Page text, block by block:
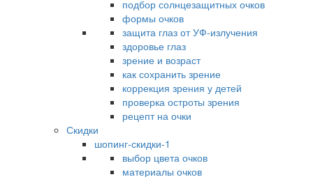
подбор солнцезащитных очков
формы очков
защита глаз от УФ-излучения
здоровье глаз
зрение и возраст
как сохранить зрение
коррекция зрения у детей
проверка остроты зрения
рецепт на очки
Скидки
шопинг-скидки-1
выбор цвета очков
материалы очков